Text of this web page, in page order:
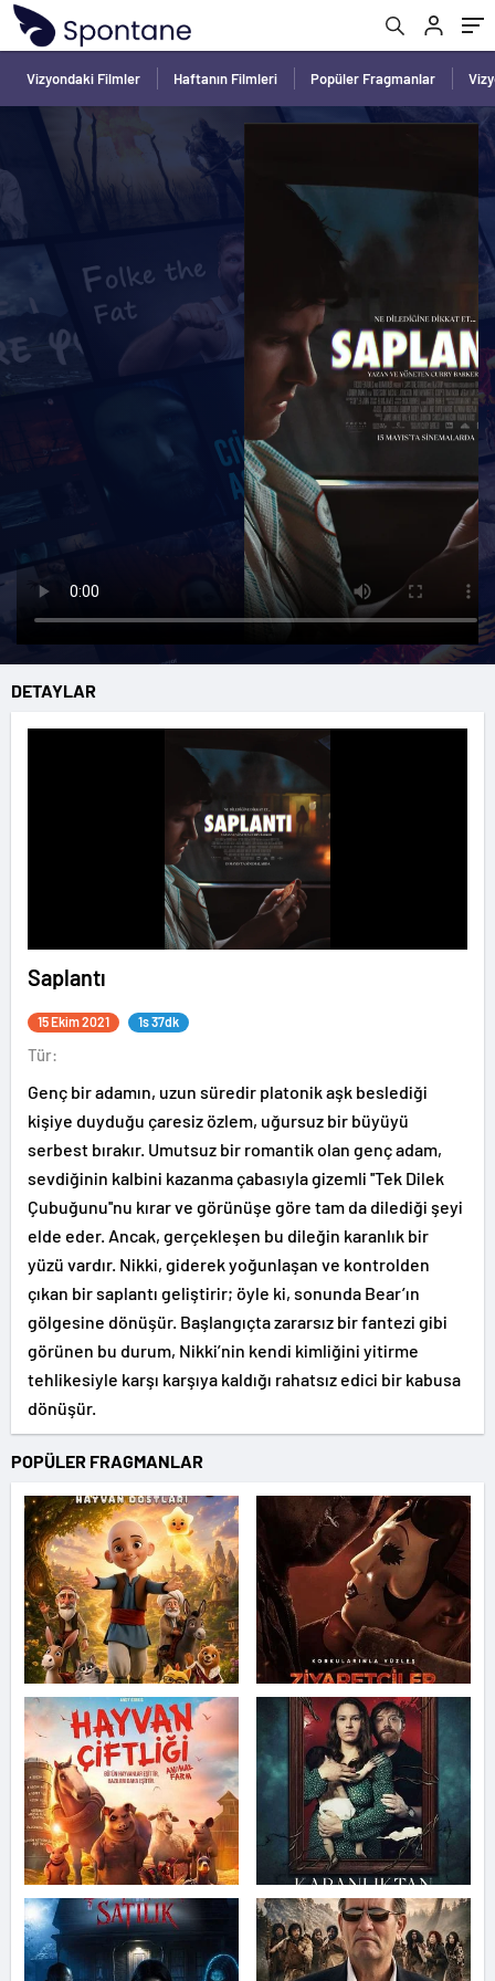
Vizyondaki Filmler Haftanın Filmleri Popüler Fragmanlar
DETAYLAR
Saplantı
15 Ekim 2021 1s 37dk
Tür:
Genç bir adamın, uzun süredir platonik aşk beslediği
kişiye duyduğu çaresiz özlem, uğursuz bir büyüyü
serbest bırakır. Umutsuz bir romantik olan genç adam,
sevdiğinin kalbini kazanma çabasıyla gizemli ''Tek Dilek
Çubuğunu''nu kırar ve görünüşe göre tam da dilediği şeyi
elde eder. Ancak, gerçekleşen bu dileğin karanlık bir
yüzü vardır. Nikki, giderek yoğunlaşan ve kontrolden
çıkan bir saplantı geliştirir; öyle ki, sonunda Bear’ın
gölgesine dönüşür. Başlangıçta zararsız bir fantezi gibi
görünen bu durum, Nikki’nin kendi kimliğini yitirme
tehlikesiyle karşı karşıya kaldığı rahatsız edici bir kabusa
dönüşür.
POPÜLER FRAGMANLAR